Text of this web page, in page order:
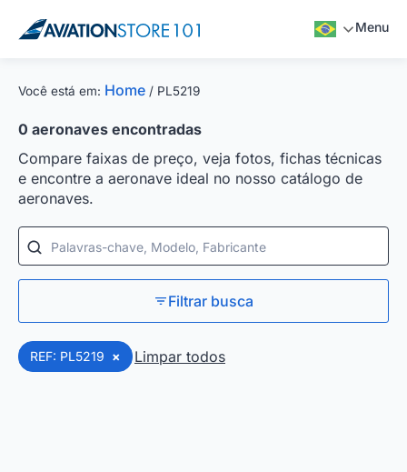
Menu
Você está em: Home / PL5219
0 aeronaves encontradas
Compare faixas de preço, veja fotos, fichas técnicas
e encontre a aeronave ideal no nosso catálogo de
aeronaves.
Palavras-chave, Modelo, Fabricante
Filtrar busca
REF: PL5219 × Limpar todos